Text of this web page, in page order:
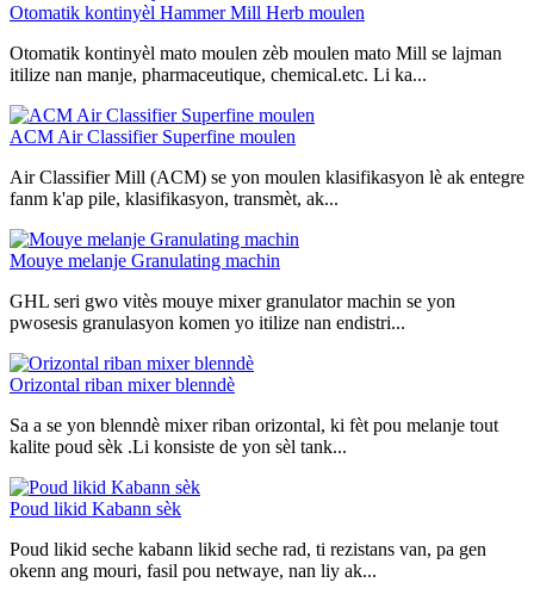
Otomatik kontinyèl Hammer Mill Herb moulen
Otomatik kontinyèl mato moulen zèb moulen mato Mill se lajman
itilize nan manje, pharmaceutique, chemical.etc. Li ka...
ACM Air Classifier Superfine moulen
Air Classifier Mill (ACM) se yon moulen klasifikasyon lè ak entegre
fanm k'ap pile, klasifikasyon, transmèt, ak...
Mouye melanje Granulating machin
GHL seri gwo vitès mouye mixer granulator machin se yon
pwosesis granulasyon komen yo itilize nan endistri...
Orizontal riban mixer blenndè
Sa a se yon blenndè mixer riban orizontal, ki fèt pou melanje tout
kalite poud sèk .Li konsiste de yon sèl tank...
Poud likid Kabann sèk
Poud likid seche kabann likid seche rad, ti rezistans van, pa gen
okenn ang mouri, fasil pou netwaye, nan liy ak...